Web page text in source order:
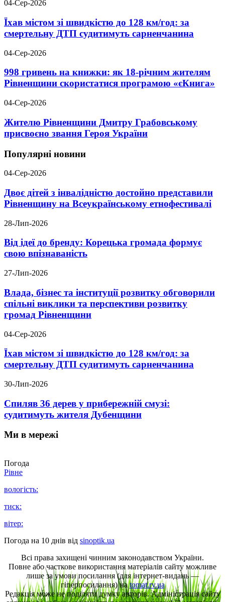
04-Сер-2026
Їхав містом зі швидкістю до 128 км/год: за
смертельну ДТП судитимуть сарненчанина
04-Сер-2026
998 гривень на книжки: як 18-річним жителям
Рівненщини скористатися програмою «єКнига»
04-Сер-2026
Жителю Рівненщини Дмитру Грабовському
присвоєно звання Героя України
Популярні новини
04-Сер-2026
Двоє дітей з інвалідністю достойно представили
Рівненщину на Всеукраїнському етнофестивалі
28-Лип-2026
Від ідеї до бренду: Корецька громада формує
свою впізнаваність
27-Лип-2026
Влада, бізнес та інституції розвитку обговорили
спільні виклики та перспективи розвитку
громад Рівненщини
04-Сер-2026
Їхав містом зі швидкістю до 128 км/год: за
смертельну ДТП судитимуть сарненчанина
30-Лип-2026
Спиляв 36 дерев у прибережній смузі:
судитимуть жителя Дубенщини
Ми в мережі
Погода
Рівне
вологість:
тиск:
вітер:
Погода на 10 днів від sinoptik.ua
Всі права захищені чинним законодавством України.
Повне або часткове використання матеріалів сайту можливе
лише за умови посилання (для інтернет-видань —
гіперпосилання) наtomat.rv.ua
Редакція може не поділяти думку авторів. Адміністрація сайту